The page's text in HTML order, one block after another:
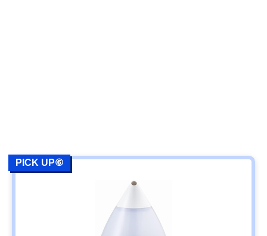
PICK UP⑥